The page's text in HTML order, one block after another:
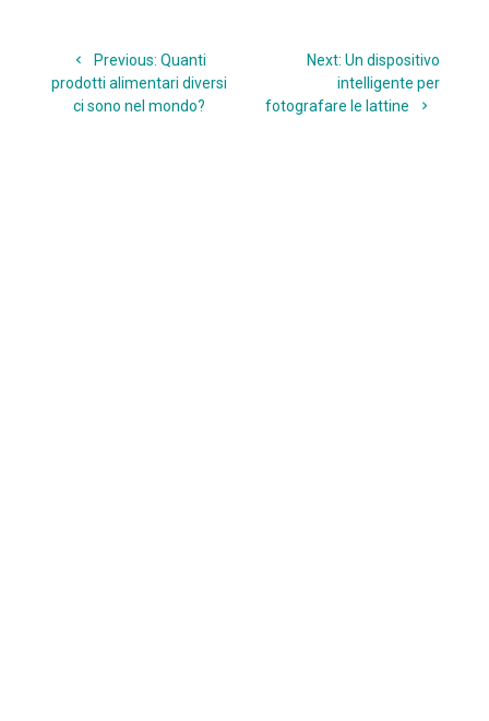
articoli
Previous: Previous
post:
Quanti
prodotti alimentari diversi
ci sono nel mondo?
Next: Next
post:
Un dispositivo
intelligente per
fotografare le lattine